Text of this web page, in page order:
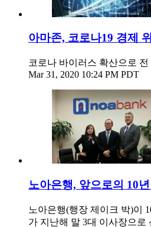
아마존, 코로나19 경제
코로나 바이러스 확산으로
Mar 31, 2020 10:24 PM PDT
노아은행, 앞으로의 10
노아은행(행장 제이크 박)이
가 지난해 말 3대 이사장으로